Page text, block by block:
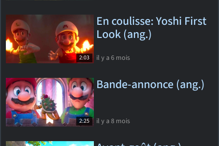
2:03
En coulisse: Yoshi First
Look (ang.)
il y a 6 mois
2:25
Bande-annonce (ang.)
il y a 8 mois